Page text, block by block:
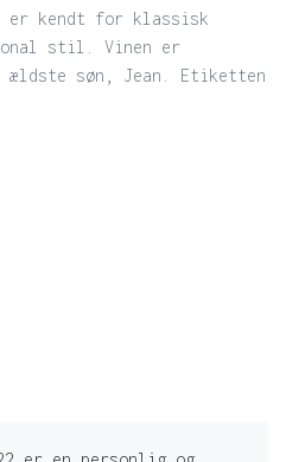
er kendt for klassisk
stil. Vinen er
søn, Jean. Etiketten